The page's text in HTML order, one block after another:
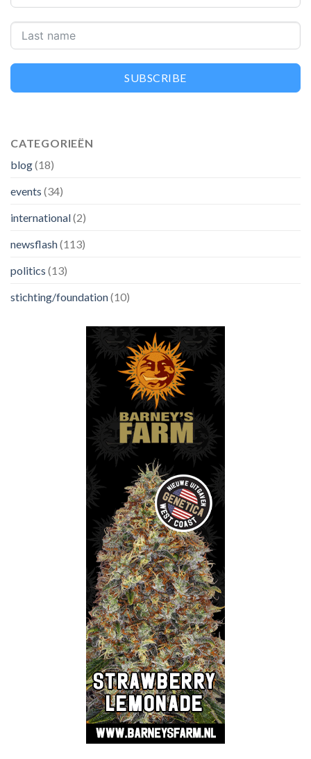
SUBSCRIBE
CATEGORIEËN
blog(18)
events (34)
international(2)
newsflash(113)
politics (13)
stichting/foundation(10)